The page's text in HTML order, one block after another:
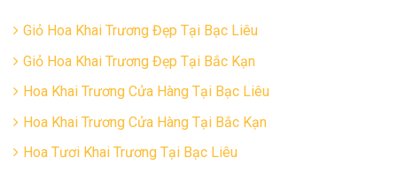
Giỏ Hoa Khai Trương Đẹp Tại Bạc Liêu
Giỏ Hoa Khai Trương Đẹp Tại Bắc Kạn
Hoa Khai Trương Cửa Hàng Tại Bạc Liêu
Hoa Khai Trương Cửa Hàng Tại Bắc Kạn
Hoa Tươi Khai Trương Tại Bạc Liêu